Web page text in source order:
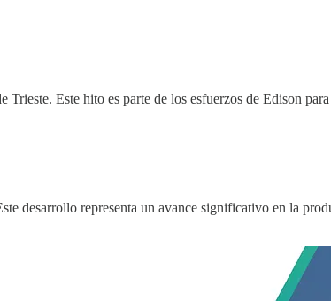
Este hito es parte de los esfuerzos de Edison
desarrollo representa un avance significativo en la